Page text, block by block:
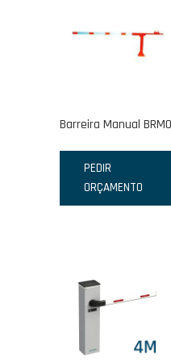
Barreira Manual
PEDIR
ORÇAMENTO